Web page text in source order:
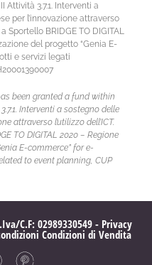
Attività 3.7.1. Interventi a
per l’innovazione attraverso
Sportello BRIDGE TO DIGITAL
del progetto “Genia E-
e servizi legati
been granted a fund within
Interventi a sostegno delle
attraverso l’utilizzo dell’ICT.
TO DIGITAL 2020 – Regione
E-commerce” for e-
to event planning, CUP
C.F: 02989330549 - Privacy
Condizioni di Vendita